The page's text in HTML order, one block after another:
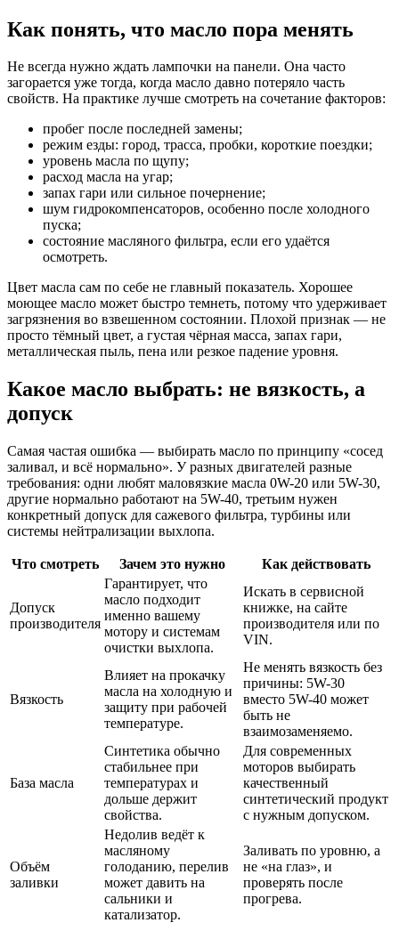
Как понять, что масло пора менять
Не всегда нужно ждать лампочки на панели. Она часто
загорается уже тогда, когда масло давно потеряло часть
свойств. На практике лучше смотреть на сочетание факторов:
пробег после последней замены;
режим езды: город, трасса, пробки, короткие поездки;
уровень масла по щупу;
расход масла на угар;
запах гари или сильное почернение;
шум гидрокомпенсаторов, особенно после холодного
пуска;
состояние масляного фильтра, если его удаётся
осмотреть.
Цвет масла сам по себе не главный показатель. Хорошее
моющее масло может быстро темнеть, потому что удерживает
загрязнения во взвешенном состоянии. Плохой признак — не
просто тёмный цвет, а густая чёрная масса, запах гари,
металлическая пыль, пена или резкое падение уровня.
Какое масло выбрать: не вязкость, а
допуск
Самая частая ошибка — выбирать масло по принципу «сосед
заливал, и всё нормально». У разных двигателей разные
требования: одни любят маловязкие масла 0W-20 или 5W-30,
другие нормально работают на 5W-40, третьим нужен
конкретный допуск для сажевого фильтра, турбины или
системы нейтрализации выхлопа.
Что смотреть Зачем это нужно Как действовать
Допуск
производителя
Гарантирует, что
масло подходит
именно вашему
мотору и системам
очистки выхлопа.
Искать в сервисной
книжке, на сайте
производителя или по
VIN.
Вязкость
Влияет на прокачку
масла на холодную и
защиту при рабочей
температуре.
Не менять вязкость без
причины: 5W-30
вместо 5W-40 может
быть не
взаимозаменяемо.
База масла
Синтетика обычно
стабильнее при
температурах и
дольше держит
свойства.
Для современных
моторов выбирать
качественный
синтетический продукт
с нужным допуском.
Объём
заливки
Недолив ведёт к
масляному
голоданию, перелив
может давить на
сальники и
катализатор.
Заливать по уровню, а
не «на глаз», и
проверять после
прогрева.